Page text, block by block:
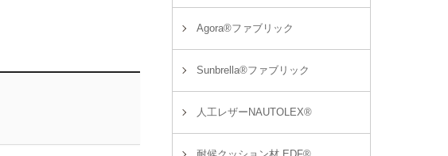
Agora®ファブリック
Sunbrella®ファブリック
人工レザーNAUTOLEX®